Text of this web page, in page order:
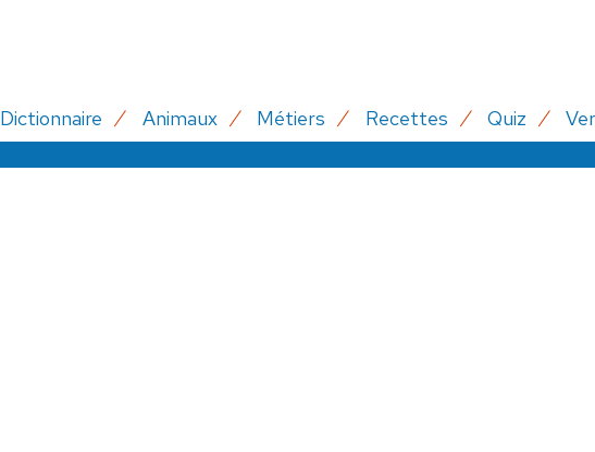
Dictionnaire Animaux Métiers Recettes Quiz